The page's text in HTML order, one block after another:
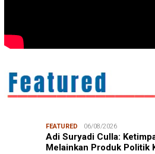
FEATURED 06/08/2026
Adi Suryadi Culla:
Melainkan Produk Politik